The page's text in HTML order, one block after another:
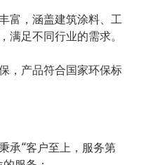
富，涵盖建筑涂料、工
满足不同行业的需求。
，产品符合国家环保标
承“客户至上，服务第